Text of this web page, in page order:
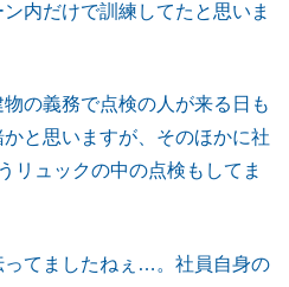
内だけで訓練してたと思いま
の義務で点検の人が来る日も
と思いますが、そのほかに社
リュックの中の点検もしてま
ってましたねぇ…。社員自身の